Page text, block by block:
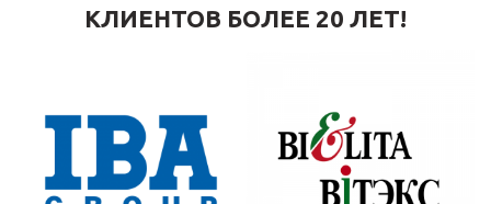
КЛИЕНТОВ БОЛЕЕ 20 ЛЕТ!